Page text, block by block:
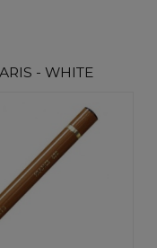
- WHITE